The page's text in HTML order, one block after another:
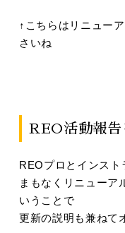
↑こちらはリニュー
さいね
REO活動報告
REOプロとインス
まもなくリニューア
いうことで
更新の説明も兼ねて